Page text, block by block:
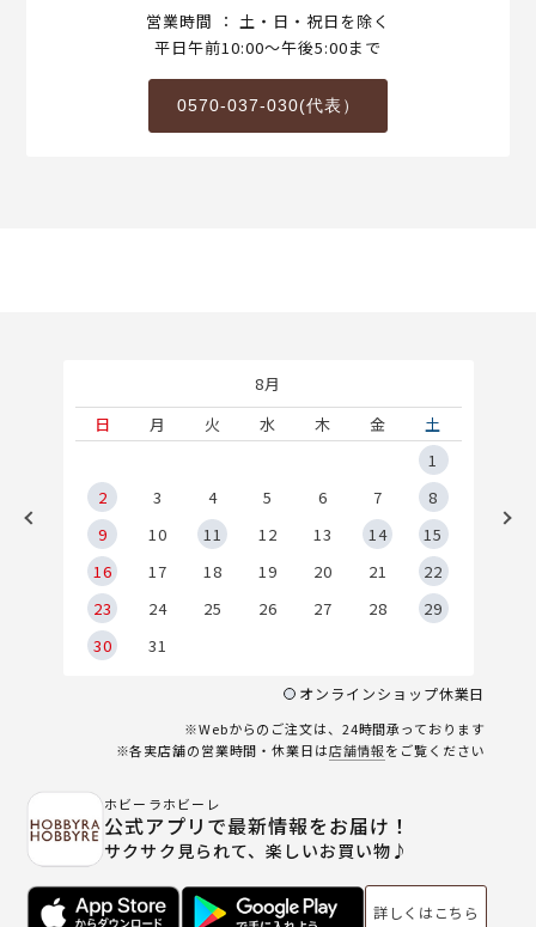
営業時間 ： 土・日・祝日を除く
平日午前10:00～午後5:00まで
0570-037-030(代表）
8月
日
月 火 水 木 金
土
1
2
3 4 5 6 7
8
9
10 11 12 13 14
15
16
17 18 19 20 21
22
23
24 25 26 27 28
29
30
31
オンラインショップ休業日
※Webからのご注文は、24時間承っております
※各実店舗の営業時間・休業日は店舗情報をご覧ください
ホビーラホビーレ
公式アプリで最新情報をお届け！
サクサク見られて、楽しいお買い物♪
詳しくはこちら